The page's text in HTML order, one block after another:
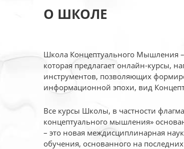
О ШКОЛЕ
Школа Концептуального Мышления
которая предлагает онлайн-курсы,
инструментов, позволяющих
информационной эпохи, вид
Все курсы Школы, в частности
концептуального мышления»
– это новая междисциплинарная
обучения, основанного на